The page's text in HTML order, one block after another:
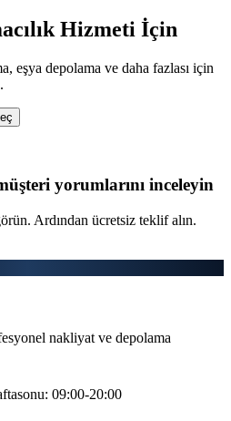
Hizmeti İçin
eşya depolama ve daha fazlası için
yorumlarını inceleyin
Ardından ücretsiz teklif alın.
nakliyat ve depolama
09:00-20:00